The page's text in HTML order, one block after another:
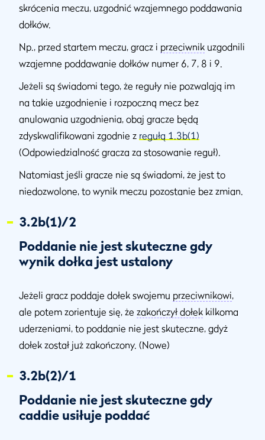
3.3b(4)/1 Kara dla gracza, który celowo nie zgłosił błędu
skrócenia meczu, uzgodnić wzajemnego poddawania
dołków.
Np., przed startem meczu, gracz i przeciwnik uzgodnili
wzajemne poddawanie dołków numer 6, 7, 8 i 9.
Jeżeli są świadomi tego, że reguły nie pozwalają im
na takie uzgodnienie i rozpoczną mecz bez
anulowania uzgodnienia, obaj gracze będą
zdyskwalifikowani zgodnie z regułą 1.3b(1)
(Odpowiedzialność gracza za stosowanie reguł).
Natomiast jeśli gracze nie są świadomi, że jest to
niedozwolone, to wynik meczu pozostanie bez zmian.
3.2b(1)/2
Poddanie nie jest skuteczne gdy
wynik dołka jest ustalony
Jeżeli gracz poddaje dołek swojemu przeciwnikowi,
ale potem zorientuje się, że zakończył dołek kilkoma
uderzeniami, to poddanie nie jest skuteczne, gdyż
dołek został już zakończony. (Nowe)
3.2b(2)/1
Poddanie nie jest skuteczne gdy
caddie usiłuje poddać